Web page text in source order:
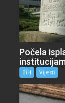
Počela
BiH Vijesti